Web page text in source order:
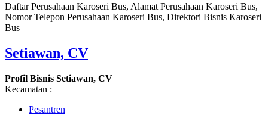
Daftar Perusahaan Karoseri Bus, Alamat Perusahaan Karoseri Bus,
Nomor Telepon Perusahaan Karoseri Bus, Direktori Bisnis Karoseri
Bus
Setiawan, CV
Profil Bisnis Setiawan, CV
Kecamatan :
Pesantren